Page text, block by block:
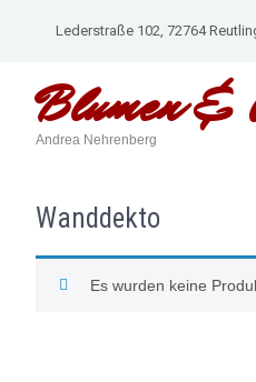
Lederstraße 102, 72764
Blumen &
Andrea Nehrenberg
Wanddekto
Es wurden keine